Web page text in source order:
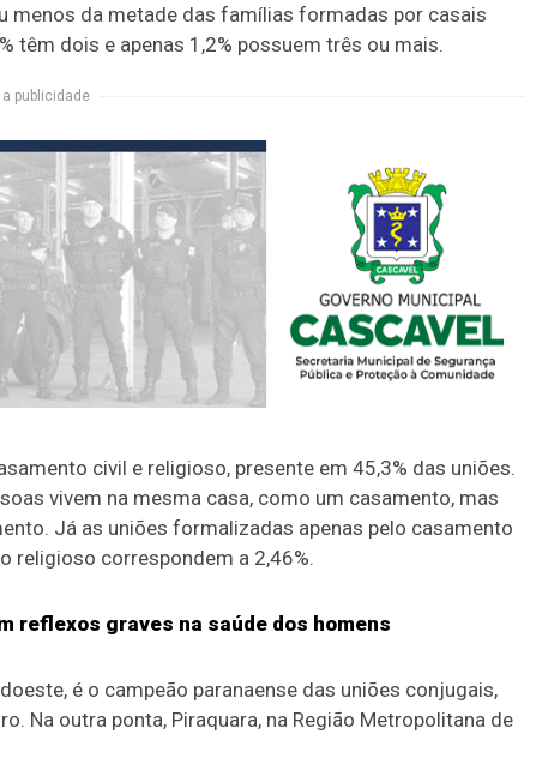
menos da metade das famílias formadas por casais
têm dois e apenas 1,2% possuem três ou mais.
publicidade
civil e religioso, presente em 45,3% das uniões.
vivem na mesma casa, como um casamento, mas
Já as uniões formalizadas apenas pelo casamento
religioso correspondem a 2,46%.
reflexos graves na saúde dos homens
é o campeão paranaense das uniões conjugais,
Na outra ponta, Piraquara, na Região Metropolitana de